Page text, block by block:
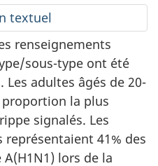
textuel
renseignements
sous-type ont été
Les adultes âgés de 20-
la plus
signalés. Les
représentaient 41% des
lors de la